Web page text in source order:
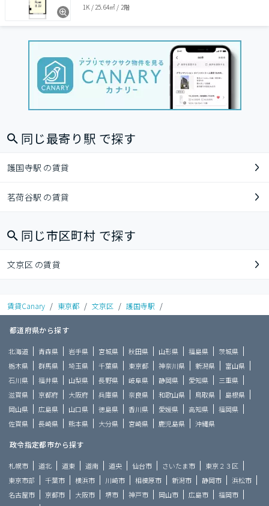
1K / 25.64㎡ / 2階
同じ最寄り駅 で探す
護国寺駅 の賃貸
茗荷谷駅 の賃貸
同じ市区町村 で探す
文京区 の賃貸
賃貸Canary / 東京都 / 文京区 / 護国寺駅 /
都道府県から探す
北海道 青森県 岩手県 宮城県 秋田県 山形県 福島県
茨城県
栃木県
群馬県 埼玉県 千葉県 東京都 神奈川県 新潟県
富山県
石川県
福井県 山梨県 長野県 岐阜県 静岡県 愛知県
三重県
滋賀県
京都府 大阪府 兵庫県 奈良県 和歌山県 鳥取県
島根県
岡山県
広島県 山口県 徳島県 香川県 愛媛県 高知県
福岡県
佐賀県
長崎県 熊本県 大分県 宮崎県 鹿児島県 沖縄県
政令指定都市から探す
札幌市 道北 道東 道南 道央 仙台市 さいたま市
東京２３区
東京市部
千葉市 横浜市 川崎市 相模原市 新潟市 静岡市
浜松市
名古屋市
京都市 大阪市 堺市 神戸市 岡山市 広島市
福岡市